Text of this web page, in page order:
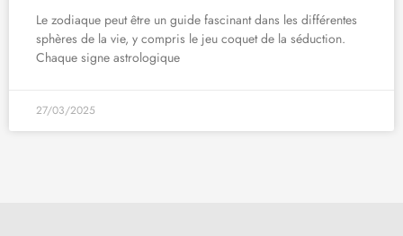
Le zodiaque peut être un guide fascinant dans les différentes
sphères de la vie, y compris le jeu coquet de la séduction.
Chaque signe astrologique
27/03/2025